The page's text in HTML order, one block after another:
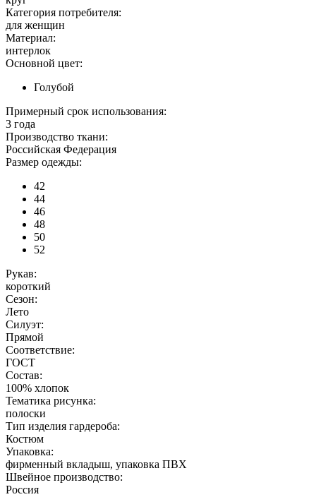
Категория потребителя:
для женщин
Материал:
интерлок
Основной цвет:
Голубой
Примерный срок использования:
3 года
Производство ткани:
Российская Федерация
Размер одежды:
42
44
46
48
50
52
Рукав:
короткий
Сезон:
Лето
Силуэт:
Прямой
Соответствие:
ГОСТ
Состав:
100% хлопок
Тематика рисунка:
полоски
Тип изделия гардероба:
Костюм
Упаковка:
фирменный вкладыш, упаковка ПВХ
Швейное производство:
Россия